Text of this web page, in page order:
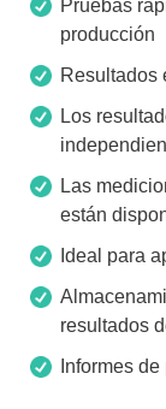
Pruebas
producción
Resultados
Los
Las
están
Ideal para
resultados
Informes